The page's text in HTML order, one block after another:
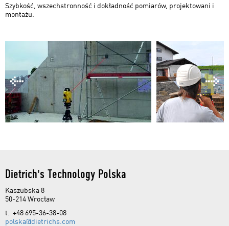
Szybkość, wszechstronność i dokładność pomiarów, projektowani i
montażu.
Dietrich's Technology Polska
Kaszubska 8
50-214 Wrocław
t. +48 695-36-38-08
polska@dietrichs.com